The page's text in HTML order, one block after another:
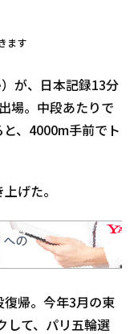
ます
）が、日本記録13分
場。中段あたりで
、4000m手前でト
げた。
復帰。今年3月の東
して、パリ五輪選